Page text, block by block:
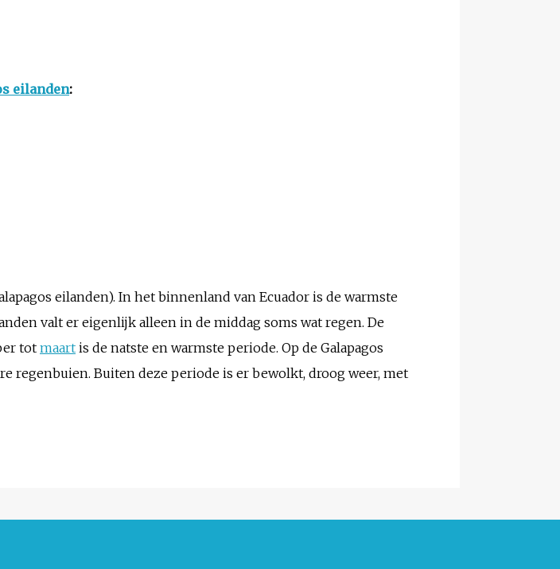
eilanden:
eilanden). In het binnenland van Ecuador is de warmste
valt er eigenlijk alleen in de middag soms wat regen. De
tot maart is de natste en warmste periode. Op de Galapagos
regenbuien. Buiten deze periode is er bewolkt, droog weer, met